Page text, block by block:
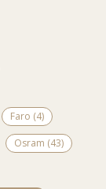
Faro (4)
Osram (43)